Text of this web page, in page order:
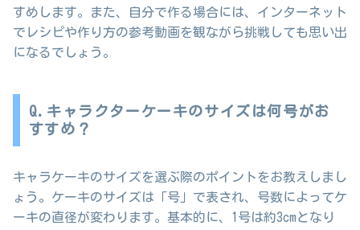
すめします。また、自分で作る場合には、インターネット
でレシピや作り方の参考動画を観ながら挑戦しても思い出
になるでしょう。
Q.キャラクターケーキのサイズは何号がお
すすめ？
キャラケーキのサイズを選ぶ際のポイントをお教えしまし
ょう。ケーキのサイズは「号」で表され、号数によってケ
ーキの直径が変わります。基本的に、1号は約3cmとなり